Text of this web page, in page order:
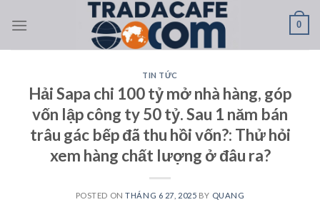
0
TIN TỨC
Hải Sapa chi 100 tỷ mở nhà hàng, góp
vốn lập công ty 50 tỷ. Sau 1 năm bán
trâu gác bếp đã thu hồi vốn?: Thử hỏi
xem hàng chất lượng ở đâu ra?
POSTED ONTHÁNG 6 27, 2025 BY QUANG